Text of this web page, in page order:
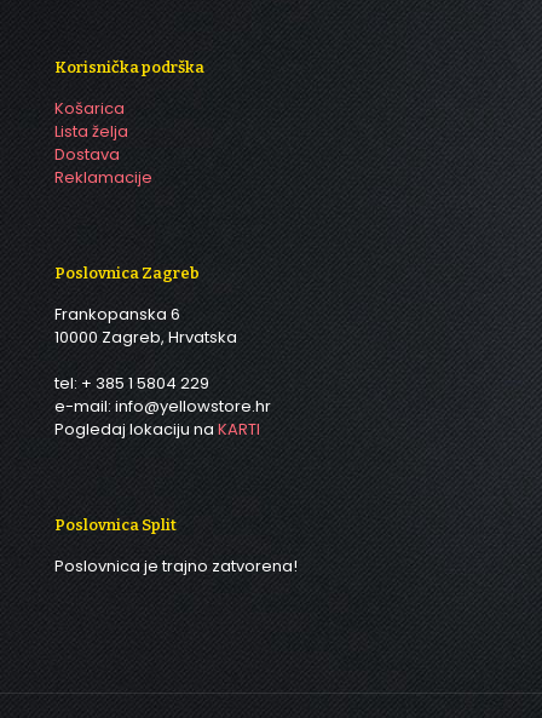
Korisnička podrška
Košarica
Lista želja
Dostava
Reklamacije
Poslovnica Zagreb
Frankopanska 6
10000 Zagreb, Hrvatska
tel: + 385 1 5804 229
e-mail: info@yellowstore.hr
Pogledaj lokaciju na KARTI
Poslovnica Split
Poslovnica je trajno zatvorena!